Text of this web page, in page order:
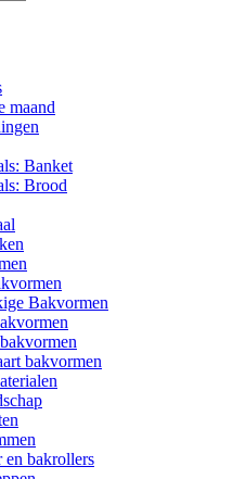
maand
Banket
Brood
Bakvormen
bakvormen
en bakrollers